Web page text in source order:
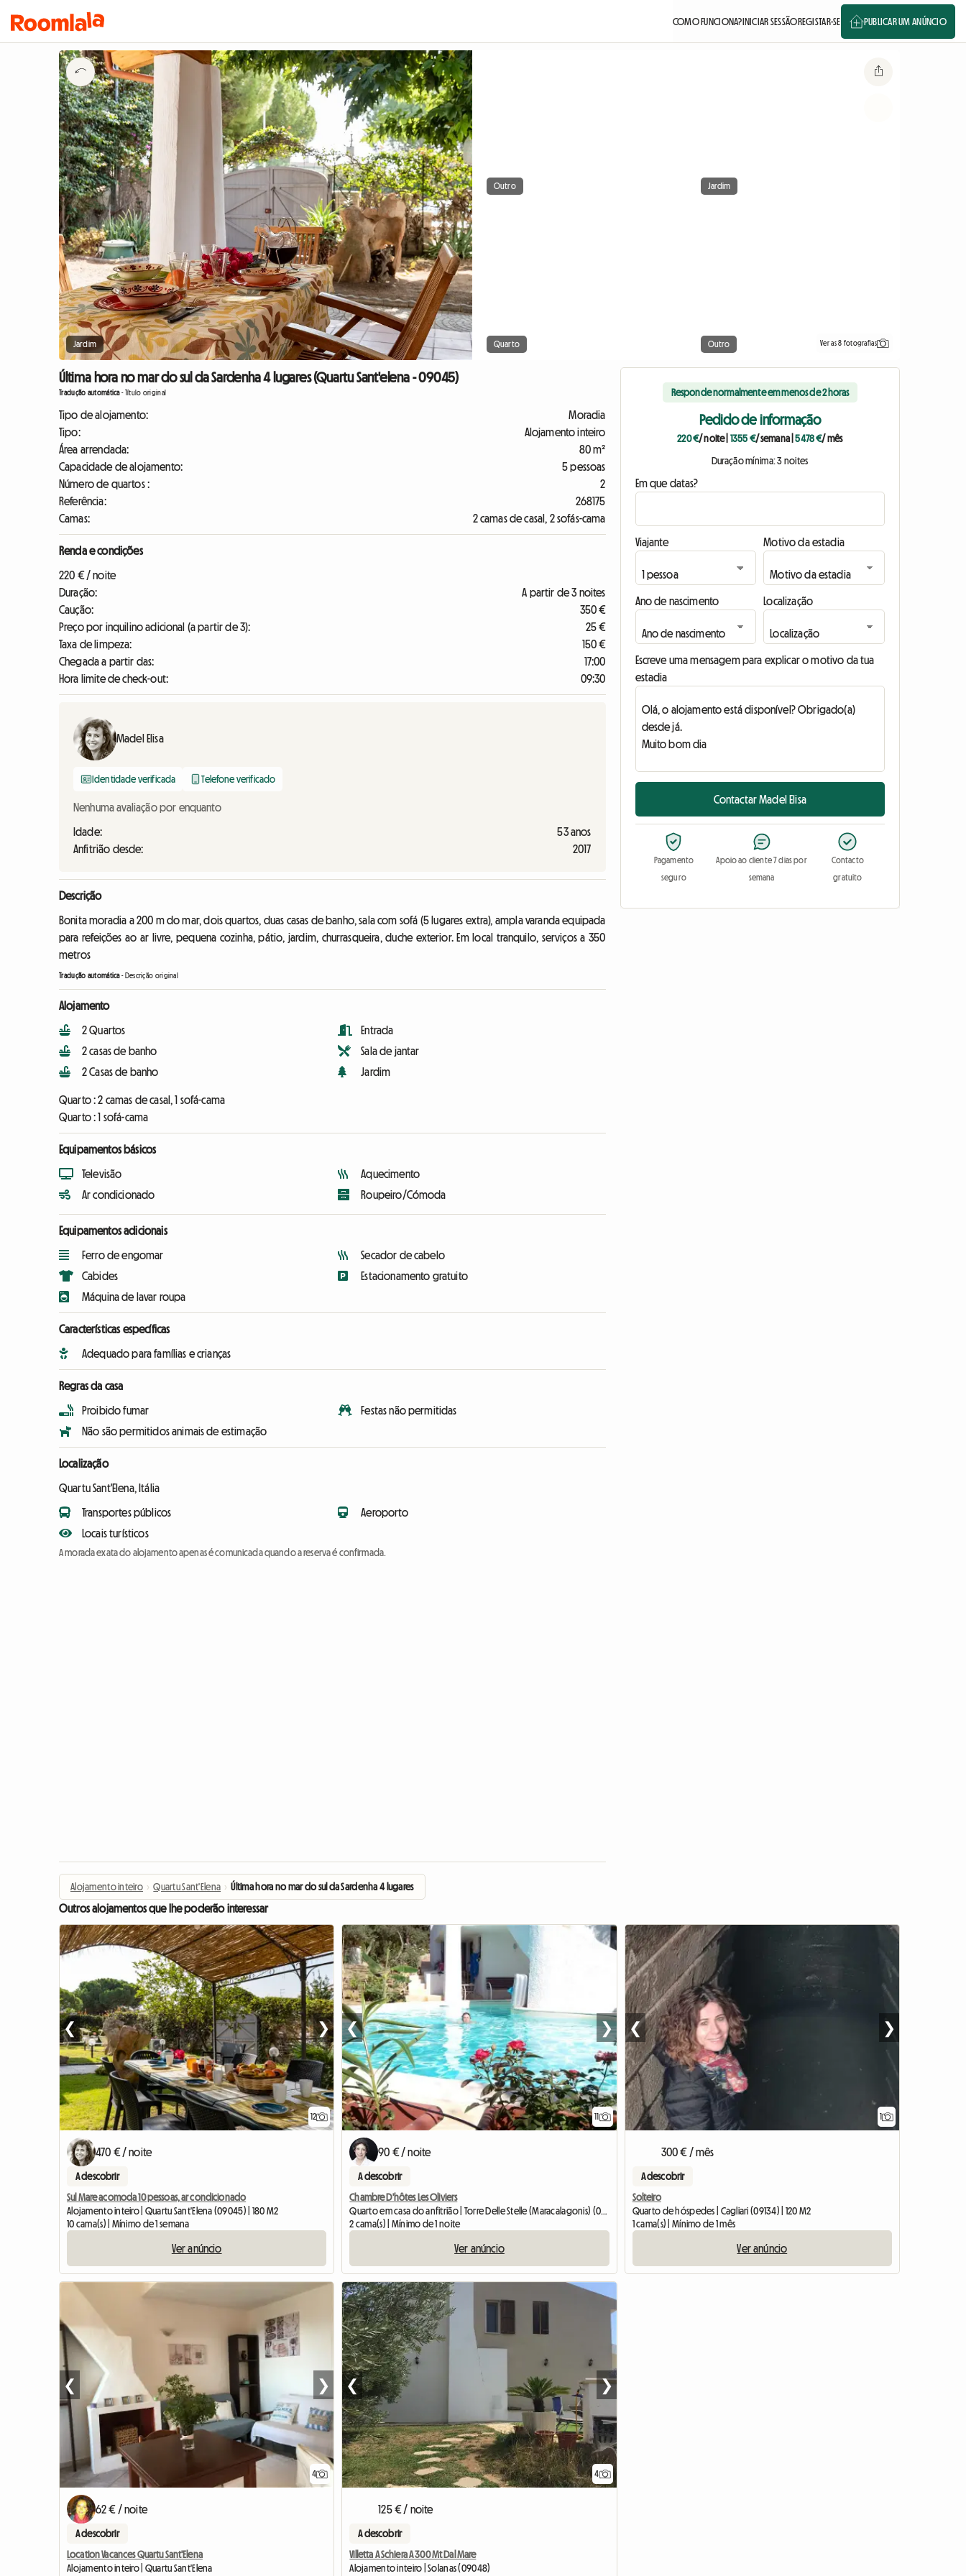
COMO FUNCIONA?INICIAR SESSÃOREGISTAR-SE PUBLICAR UM ANÚNCIO
Jardim
Outro Jardim
Quarto Outro Ver as 8 fotografias
Última hora no mar do sul da Sardenha 4 lugares (Quartu Sant'elena - 09045)
Tradução automática-Título original
Tipo de alojamento:
Moradia
Tipo:
Alojamento inteiro
Área arrendada:
80 m²
Capacidade de alojamento:
5 pessoas
Número de quartos :
2
Referência:
268175
Camas:
2 camas de casal, 2 sofás-cama
Renda e condições
220 € / noite
Duração:
A partir de 3 noites
Caução:
350 €
Preço por inquilino adicional (a partir de 3):
25 €
Taxa de limpeza:
150 €
Chegada a partir das:
17:00
Hora limite de check-out:
09:30
Madel Elisa
Identidade verificada Telefone verificado
Nenhuma avaliação por enquanto
Idade:
53 anos
Anfitrião desde:
2017
Descrição
Bonita moradia a 200 m do mar, dois quartos, duas casas de banho, sala com sofá (5 lugares extra), ampla varanda equipada
para refeições ao ar livre, pequena cozinha, pátio, jardim, churrasqueira, duche exterior. Em local tranquilo, serviços a 350
metros
Tradução automática- Descrição original
Alojamento
2 Quartos
2 casas de banho
2 Casas de banho
Entrada
Sala de jantar
Jardim
Quarto :2 camas de casal, 1 sofá-cama
Quarto :1 sofá-cama
Equipamentos básicos
Televisão
Ar condicionado
Aquecimento
Roupeiro/Cómoda
Equipamentos adicionais
Ferro de engomar
Cabides
Máquina de lavar roupa
Secador de cabelo
Estacionamento gratuito
Características específicas
Adequado para famílias e crianças
Regras da casa
Proibido fumar
Não são permitidos animais de estimação
Festas não permitidas
Localização
Quartu Sant'Elena, Itália
Transportes públicos
Locais turísticos
Aeroporto
A morada exata do alojamento apenas é comunicada quando a reserva é confirmada.
Responde normalmente em menos de 2 horas
Pedido de informação
220 €/ noite| 1355 €/ semana|5478 €/ mês
Duração mínima: 3 noites
Em que datas?
Viajante Motivo da estadia
Ano de nascimento Localização
Escreve uma mensagem para explicar o motivo da tua
estadia
Contactar Madel Elisa
Pagamento
seguro
Apoio ao cliente 7 dias por
semana
Contacto
gratuito
Alojamento inteiro › Quartu Sant'Elena › Última hora no mar do sul da Sardenha 4 lugares
Outros alojamentos que lhe poderão interessar
12
❮ ❯
470 € / noite
A descobrir
Sul Mare acomoda 10 pessoas, ar condicionado
Alojamento inteiro | Quartu Sant'Elena (09045) | 180 M2
10 cama(s) | Mínimo de 1 semana
Ver anúncio
11
❮ ❯
90 € / noite
A descobrir
Chambre D'hôtes Les Oliviers
Quarto em casa do anfitrião | Torre Delle Stelle (Maracalagonis) (09040) | 19 M2
2 cama(s) | Mínimo de 1 noite
Ver anúncio
1
❮ ❯
300 € / mês
A descobrir
Solteiro
Quarto de hóspedes | Cagliari (09134) | 120 M2
1 cama(s) | Mínimo de 1 mês
Ver anúncio
4
❮ ❯
62 € / noite
A descobrir
Location Vacances Quartu Sant'Elena
Alojamento inteiro | Quartu Sant'Elena
4
❮ ❯
125 € / noite
A descobrir
Villetta A Schiera A 300 Mt Dal Mare
Alojamento inteiro | Solanas (09048)